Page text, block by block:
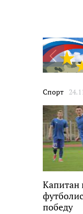
новости
Спорт
Капитан
победу